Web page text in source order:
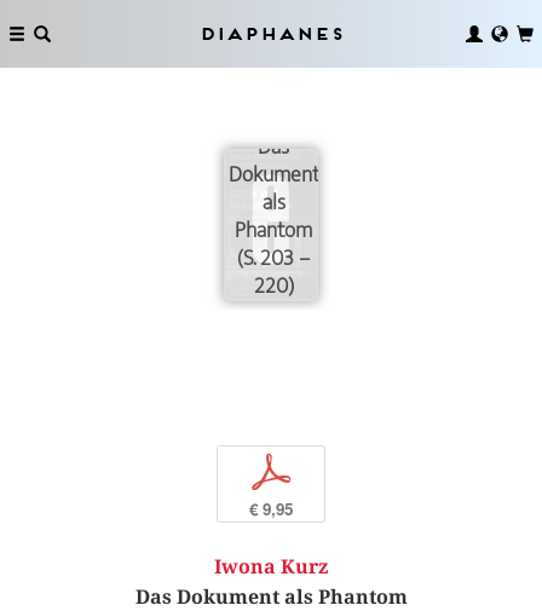
Diaphanes
Das
Dokument
als
Phantom
(S. 203 –
220)
p
€ 9,95
Iwona Kurz
Das Dokument als Phantom